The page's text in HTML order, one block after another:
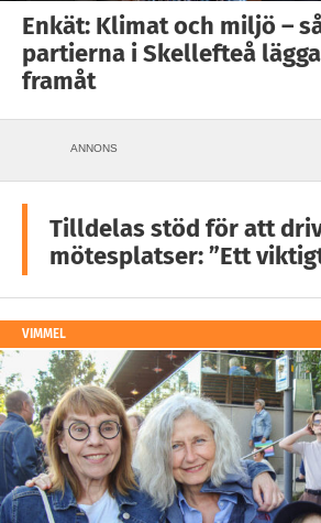
Enkät: Klimat och miljö –
partierna i Skellefteå
framåt
ANNONS
Tilldelas stöd för att
mötesplatser: ”Ett
VIMMEL